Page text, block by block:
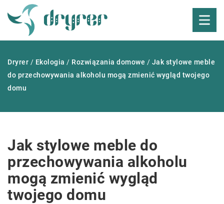
Dryrer / Ekologia / Rozwiązania domowe / Jak stylowe meble
do przechowywania alkoholu mogą zmienić wygląd twojego
domu
Jak stylowe meble do
przechowywania alkoholu
mogą zmienić wygląd
twojego domu